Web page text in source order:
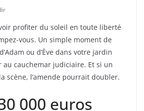
profiter du soleil en toute liberté
vous. Un simple moment de
ou d’Ève dans votre jardin
cauchemar judiciaire. Et si un
scène, l’amende pourrait doubler.
000 euros